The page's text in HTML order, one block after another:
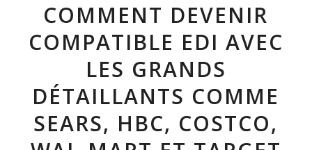
COMMENT DEVENIR
COMPATIBLE EDI AVEC
LES GRANDS
DÉTAILLANTS COMME
SEARS, HBC, COSTCO,